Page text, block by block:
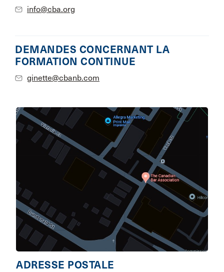
info@cba.org
DEMANDES CONCERNANT LA
FORMATION CONTINUE
ginette@cbanb.com
ADRESSE POSTALE